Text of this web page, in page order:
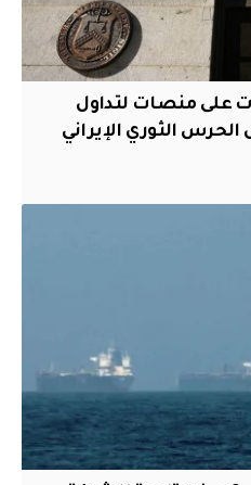
على منصات لتداول
الثوري الإيراني